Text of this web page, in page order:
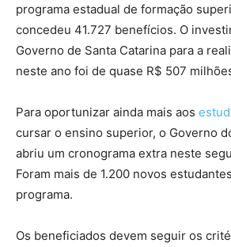
programa estadual de formação
concedeu 41.727 benefícios. O
Governo de Santa Catarina para a
neste ano foi de quase R$ 507
Para oportunizar ainda mais aos
cursar o ensino superior, o Governo
abriu um cronograma extra neste
Foram mais de 1.200 novos
programa.
Os beneficiados devem seguir os